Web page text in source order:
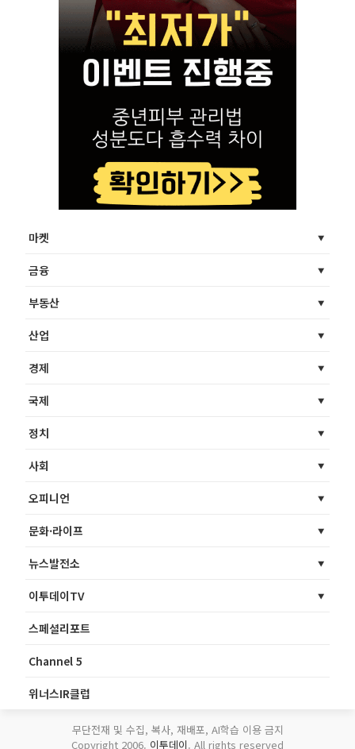
마켓
금융
부동산
산업
경제
국제
정치
사회
오피니언
문화·라이프
뉴스발전소
이투데이TV
스페셜리포트
Channel 5
위너스IR클럽
무단전재 및 수집, 복사, 재배포, AI학습 이용 금지
Copyright 2006. 이투데이. All rights reserved